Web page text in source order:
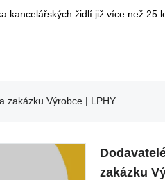
kancelářských židlí již více než 25
zakázku Výrobce | LPHY
zakázku